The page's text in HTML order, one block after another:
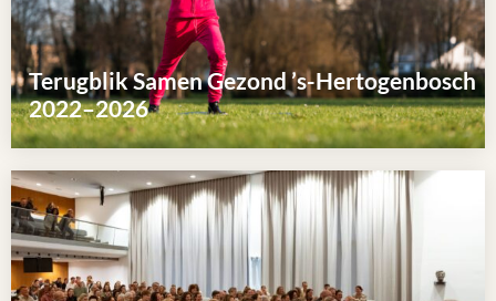
Terugblik Samen Gezond ’s-Hertogenbosch
2022–2026
meer
over
Terugblik
Samen
Gezond